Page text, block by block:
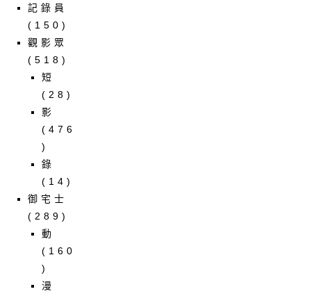
記錄員
(150)
觀影眾
(518)
短
(28)
影
(476
)
錄
(14)
御宅士
(289)
動
(160
)
漫